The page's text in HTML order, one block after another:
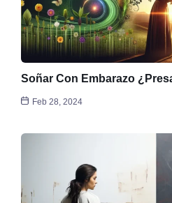
Soñar Con Embarazo
Feb 28, 2024